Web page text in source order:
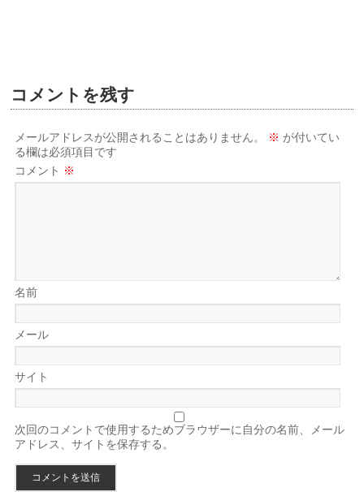
コメントを残す
メールアドレスが公開されることはありません。 ※ が付いてい
る欄は必須項目です
コメント ※
名前
メール
サイト
次回のコメントで使用するためブラウザーに自分の名前、メール
アドレス、サイトを保存する。